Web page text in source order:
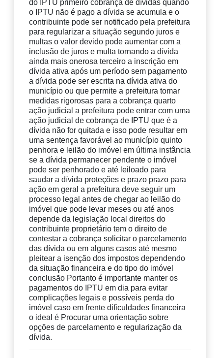
do IPTU primeiro cobrança de dívidas quando
o IPTU não é pago a dívida se acumula e o
contribuinte pode ser notificado pela prefeitura
para regularizar a situação segundo juros e
multas o valor devido pode aumentar com a
inclusão de juros e multa tornando a dívida
ainda mais onerosa terceiro a inscrição em
dívida ativa após um período sem pagamento
a dívida pode ser escrita na dívida ativa do
município ou que permite a prefeitura tomar
medidas rigorosas para a cobrança quarto
ação judicial a prefeitura pode entrar com uma
ação judicial de cobrança de IPTU que é a
dívida não for quitada e isso pode resultar em
uma sentença favorável ao município quinto
penhora e leilão do imóvel em última instância
se a dívida permanecer pendente o imóvel
pode ser penhorado e até leiloado para
saudar a dívida proteções e prazo prazo para
ação em geral a prefeitura deve seguir um
processo legal antes de chegar ao leilão do
imóvel que pode levar meses ou até anos
depende da legislação local direitos do
contribuinte proprietário tem o direito de
contestar a cobrança solicitar o parcelamento
das dívida ou em alguns casos até mesmo
pleitear a isenção dos impostos dependendo
da situação financeira e do tipo do imóvel
conclusão Portanto é importante manter os
pagamentos do IPTU em dia para evitar
complicações legais e possíveis perda do
imóvel caso em frente dificuldades financeira
o ideal é Procurar uma orientação sobre
opções de parcelamento e regularização da
dívida.